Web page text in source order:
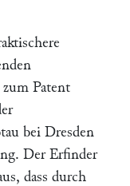
Patent
bei Dresden
Der Erfinder
dass durch